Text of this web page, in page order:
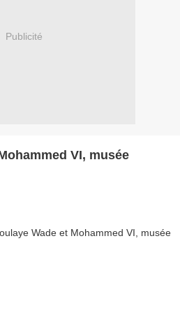
Publicité
VI, musée